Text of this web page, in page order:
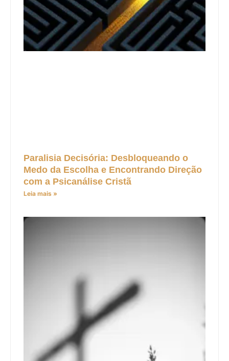
Paralisia Decisória: Desbloqueando o
Medo da Escolha e Encontrando Direção
com a Psicanálise Cristã
Leia mais »